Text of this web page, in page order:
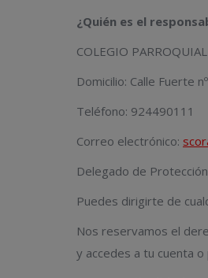
¿Quién es el
COLEGIO
Domicilio: Calle Fuerte
Teléfono: 924490111
Correo electrónico:
Delegado de
Puedes dirigirte de
Nos reservamos el
y accedes a tu cuenta